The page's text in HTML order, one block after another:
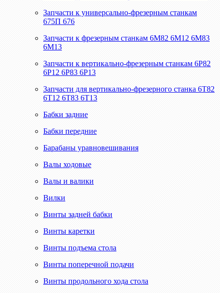
Запчасти к универсально-фрезерным станкам
675П 676
Запчасти к фрезерным станкам 6М82 6М12 6М83
6М13
Запчасти к вертикально-фрезерным станкам 6Р82
6Р12 6Р83 6Р13
Запчасти для вертикально-фрезерного станка 6Т82
6Т12 6Т83 6Т13
Бабки задние
Бабки передние
Барабаны уравновешивания
Валы ходовые
Валы и валики
Вилки
Винты задней бабки
Винты каретки
Винты подъема стола
Винты поперечной подачи
Винты продольного хода стола